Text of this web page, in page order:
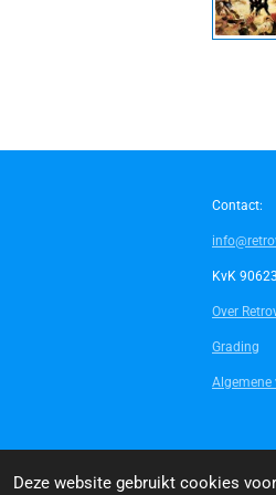
Deze website gebruikt cookies
Contact:
KvK
Over
Grading
Algemene